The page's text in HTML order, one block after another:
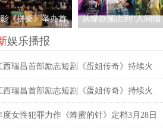
《拼桌》举办首
及路演 白色情人
相约搭子稳稳幸福
从爆款频出到“人间烟
娱乐播报
西瑞昌首部励志短剧《蛋姐传奇》持续火
双平台数据刷新纪录，见证本土力量
西瑞昌首部励志短剧《蛋姐传奇》持续火
双平台数据刷新纪录，见证本土力量
度女性犯罪力作《蜂蜜的针》定档3月28日